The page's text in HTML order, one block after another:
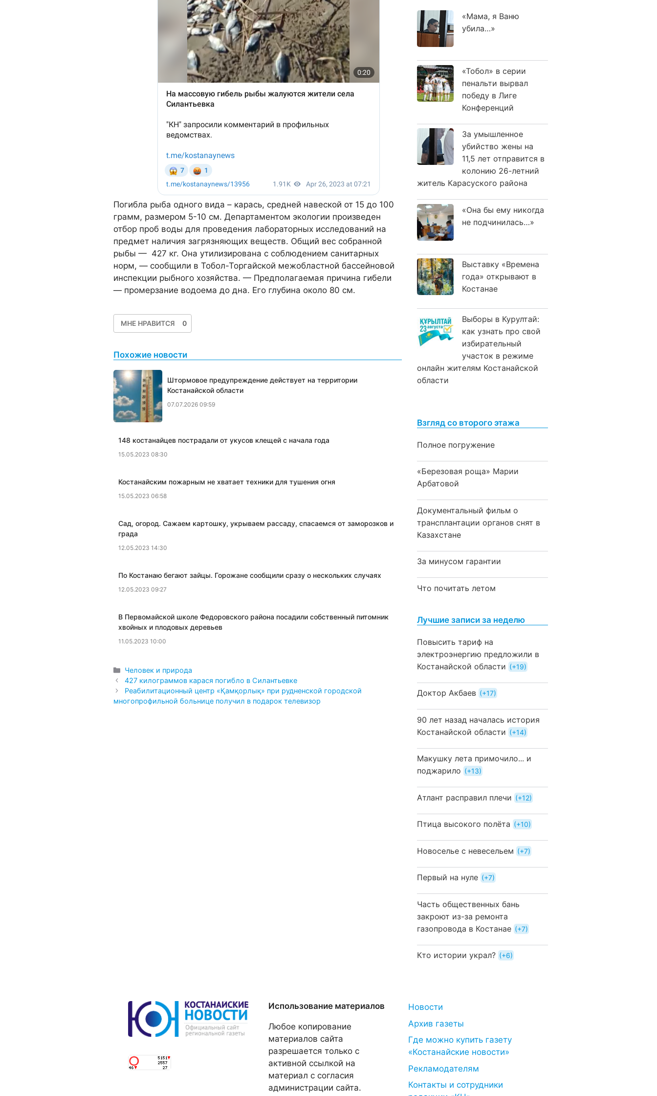
Погибла рыба одного вида – карась, средней навеской от 15 до 100
грамм, размером 5-10 см. Департаментом экологии произведен
отбор проб воды для проведения лабораторных исследований на
предмет наличия загрязняющих веществ. Общий вес собранной
рыбы — 427 кг. Она утилизирована с соблюдением санитарных
норм, — сообщили в Тобол-Торгайской межобластной бассейновой
инспекции рыбного хозяйства. — Предполагаемая причина гибели
— промерзание водоема до дна. Его глубина около 80 см.
МНЕ НРАВИТСЯ 0
Похожие новости
Штормовое предупреждение действует на территории
Костанайской области
07.07.2026 09:59
​148 костанайцев пострадали от укусов клещей с начала года
15.05.2023 08:30
​Костанайским пожарным не хватает техники для тушения огня
15.05.2023 06:58
Сад, огород. Сажаем картошку, укрываем рассаду, спасаемся от заморозков и
града
12.05.2023 14:30
​По Костанаю бегают зайцы. Горожане сообщили сразу о нескольких случаях
12.05.2023 09:27
В Первомайской школе Федоровского района посадили собственный питомник
хвойных и плодовых деревьев
11.05.2023 10:00
Рубрики
Человек и природа
427 килограммов карася погибло в Силантьевке
Реабилитационный центр «Қамқорлық» при рудненской городской
многопрофильной больнице получил в подарок телевизор
«Мама, я Ваню
убила…»
«Тобол» в серии
пенальти вырвал
победу в Лиге
Конференций
За умышленное
убийство жены на
11,5 лет отправится в
колонию 26-летний
житель Карасуского района
«Она бы ему никогда
не подчинилась…»
Выставку «Времена
года» открывают в
Костанае
Выборы в Курултай:
как узнать про свой
избирательный
участок в режиме
онлайн жителям Костанайской
области
Взгляд со второго этажа
Полное погружение
«Березовая роща» Марии
Арбатовой
Документальный фильм о
трансплантации органов снят в
Казахстане
За минусом гарантии
Что почитать летом
Лучшие записи за неделю
Повысить тариф на
электроэнергию предложили в
Костанайской области
+19
Доктор Акбаев +17
90 лет назад началась история
Костанайской области
+14
Макушку лета примочило... и
поджарило
+13
Атлант расправил плечи +12
Птица высокого полёта +10
Новоселье с невесельем +7
Первый на нуле +7
Часть общественных бань
закроют из-за ремонта
газопровода в Костанае
+7
Кто истории украл? +6
Использование материалов
Любое копирование
материалов сайта
разрешается только с
активной ссылкой на
материал с согласия
администрации сайта.
Новости
Архив газеты
Где можно купить газету
«Костанайские новости»
Рекламодателям
Контакты и сотрудники